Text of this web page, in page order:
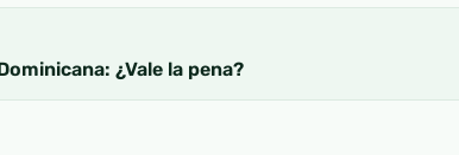
¿Vale la pena?